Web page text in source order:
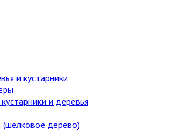
и кустарники
и деревья
(шелковое дерево)